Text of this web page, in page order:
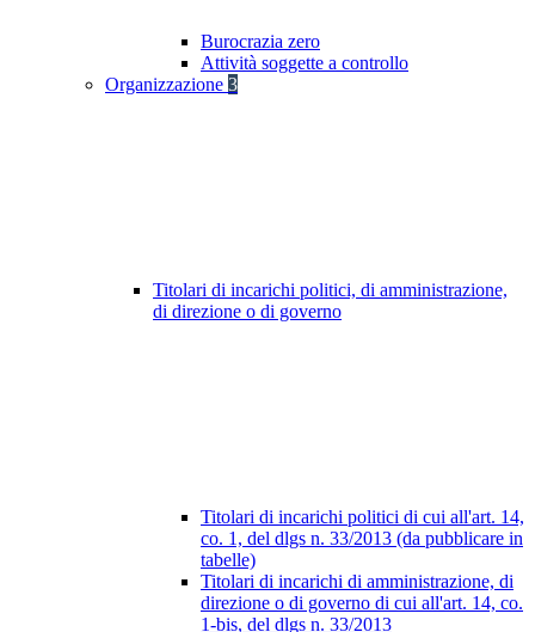
Burocrazia zero
Attività soggette a controllo
Organizzazione 3
Titolari di incarichi politici, di amministrazione,
di direzione o di governo
Titolari di incarichi politici di cui all'art. 14,
co. 1, del dlgs n. 33/2013 (da pubblicare in
tabelle)
Titolari di incarichi di amministrazione, di
direzione o di governo di cui all'art. 14, co.
1-bis, del dlgs n. 33/2013